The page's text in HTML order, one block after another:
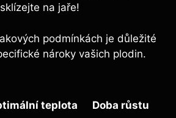
na jaře!
podmínkách je důležité
nároky vašich plodin.
teplota Doba růstu